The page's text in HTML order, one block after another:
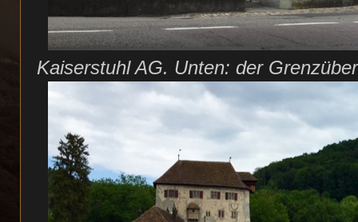
Kaiserstuhl AG. Unten: der